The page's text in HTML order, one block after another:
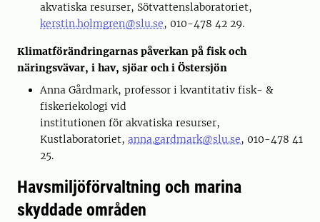
akvatiska resurser, Sötvattenslaboratoriet,
kerstin.holmgren@slu.se, 010-478 42 29.
Klimatförändringarnas påverkan på fisk och
näringsvävar, i hav, sjöar och i Östersjön
Anna Gårdmark, professor i kvantitativ fisk- &
fiskeriekologi vid
institutionen för akvatiska resurser,
Kustlaboratoriet, anna.gardmark@slu.se, 010-478 41
25.
Havsmiljöförvaltning och marina
skyddade områden